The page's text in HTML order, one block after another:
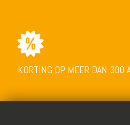
KORTING OP MEER DAN 300